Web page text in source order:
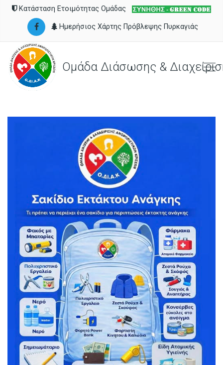
Κατάσταση Ετοιμότητας Ομάδας
Ημερήσιος Χάρτης Πρόβλεψης Πυρκαγιάς
Ομάδα Διάσωσης &